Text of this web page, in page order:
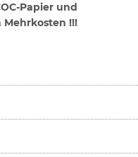
Papier und
!!!